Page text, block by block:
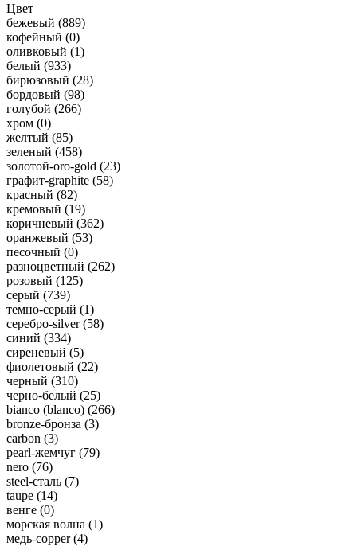
Цвет
бежевый (889)
кофейный (0)
оливковый (1)
белый (933)
бирюзовый (28)
бордовый (98)
голубой (266)
хром (0)
желтый (85)
зеленый (458)
золотой-oro-gold (23)
графит-graphite (58)
красный (82)
кремовый (19)
коричневый (362)
оранжевый (53)
песочный (0)
разноцветный (262)
розовый (125)
серый (739)
темно-серый (1)
серебро-silver (58)
синий (334)
сиреневый (5)
фиолетовый (22)
черный (310)
черно-белый (25)
bianco (blanco) (266)
bronze-бронза (3)
carbon (3)
pearl-жемчуг (79)
nero (76)
steel-сталь (7)
taupe (14)
венге (0)
морская волна (1)
медь-copper (4)